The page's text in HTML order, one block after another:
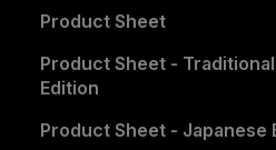
Product Sheet
Product Sheet -
Edition
Product Sheet - Japanese